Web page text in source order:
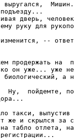
дверь,
руку для
--
продержать на
он уже... уже
а
Ну,  пойдемте,
такси, выпустив
же и скрылся за
табло отлета,